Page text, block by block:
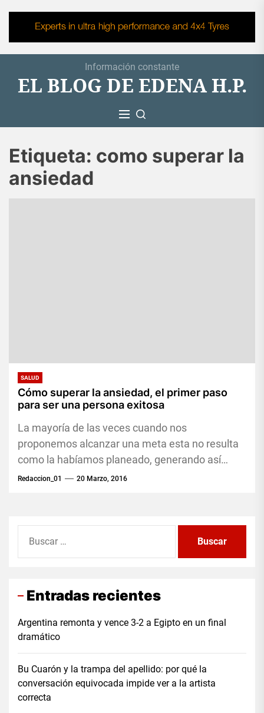
the
Información constante
EL BLOG DE EDENA H.P.
Etiqueta: como superar la
ansiedad
SALUD
Cómo superar la ansiedad, el primer paso
para ser una persona exitosa
La mayoría de las veces cuando nos
proponemos alcanzar una meta esta no resulta
como la habíamos planeado, generando así
sentimientos de miedo y ansiedad,...
Redaccion_01 20 Marzo, 2016
Entradas recientes
Argentina remonta y vence 3-2 a Egipto en un final
dramático
Bu Cuarón y la trampa del apellido: por qué la
conversación equivocada impide ver a la artista
correcta